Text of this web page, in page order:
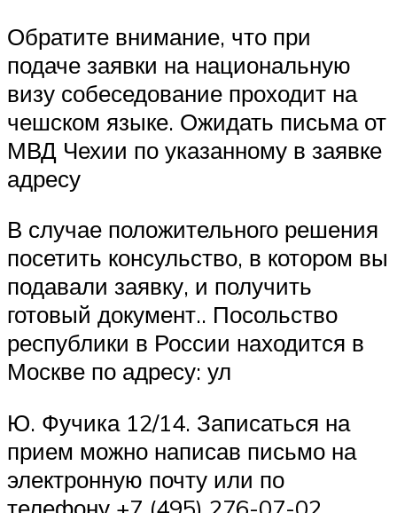
Обратите внимание, что при
подаче заявки на национальную
визу собеседование проходит на
чешском языке. Ожидать письма от
МВД Чехии по указанному в заявке
адресу
В случае положительного решения
посетить консульство, в котором вы
подавали заявку, и получить
готовый документ.. Посольство
республики в России находится в
Москве по адресу: ул
Ю. Фучика 12/14. Записаться на
прием можно написав письмо на
электронную почту или по